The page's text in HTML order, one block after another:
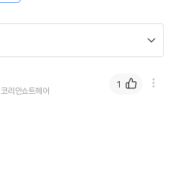
코리안쇼트헤어
1